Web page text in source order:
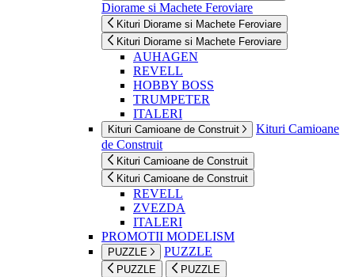
Diorame si Machete Feroviare
Kituri Diorame si Machete Feroviare
Kituri Diorame si Machete Feroviare
AUHAGEN
REVELL
HOBBY BOSS
TRUMPETER
ITALERI
Kituri Camioane de Construit
Kituri Camioane
de Construit
Kituri Camioane de Construit
Kituri Camioane de Construit
REVELL
ZVEZDA
ITALERI
PROMOTII MODELISM
PUZZLE PUZZLE
PUZZLE PUZZLE